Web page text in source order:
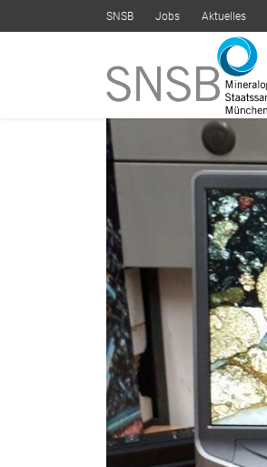
SNSB Jobs Aktuelles